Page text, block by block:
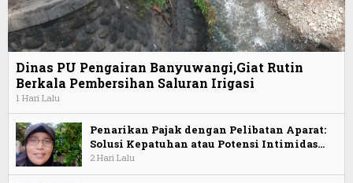
Dinas PU Pengairan Banyuwangi,Giat Rutin
Berkala Pembersihan Saluran Irigasi
1 Hari Lalu
Penarikan Pajak dengan Pelibatan Aparat:
Solusi Kepatuhan atau Potensi Intimidas…
2 Hari Lalu